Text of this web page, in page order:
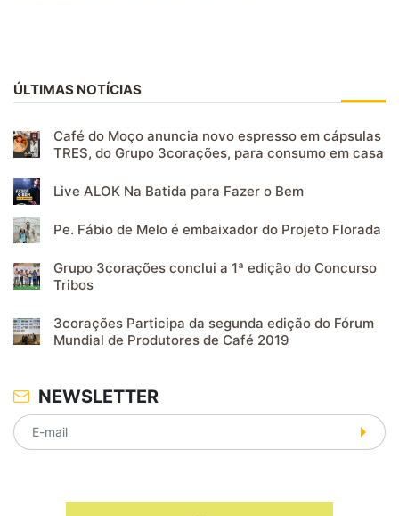
ÚLTIMAS NOTÍCIAS
Café do Moço anuncia novo espresso em cápsulas
TRES, do Grupo 3corações, para consumo em casa
Live ALOK Na Batida para Fazer o Bem
Pe. Fábio de Melo é embaixador do Projeto Florada
Grupo 3corações conclui a 1ª edição do Concurso
Tribos
3corações Participa da segunda edição do Fórum
Mundial de Produtores de Café 2019
NEWSLETTER